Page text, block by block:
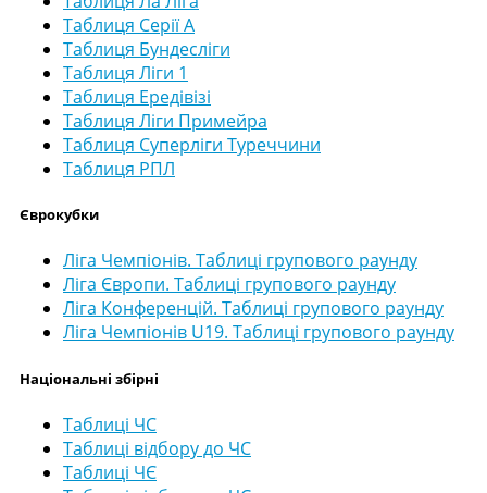
Таблиця Серії А
Таблиця Бундесліги
Таблиця Ліги 1
Таблиця Ередівізі
Таблиця Ліги Примейра
Таблиця Суперліги Туреччини
Таблиця РПЛ
Єврокубки
Ліга Чемпіонів. Таблиці групового раунду
Ліга Європи. Таблиці групового раунду
Ліга Конференцій. Таблиці групового раунду
Ліга Чемпіонів U19. Таблиці групового раунду
Національні збірні
Таблиці ЧС
Таблиці відбору до ЧС
Таблиці ЧЄ